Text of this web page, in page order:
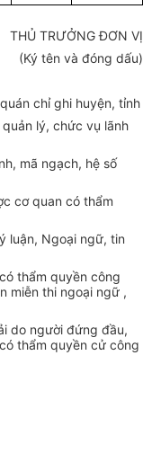
THỦ TRƯỞNG ĐƠN VỊ
(Ký tên và đóng dấu)
chỉ ghi huyện, tỉnh
lý, chức vụ lãnh
mã ngạch, hệ số
cơ quan có thẩm
luận, Ngoại ngữ, tin
thẩm quyền công
miễn thi ngoại ngữ ,
do người đứng đầu,
thẩm quyền cử công